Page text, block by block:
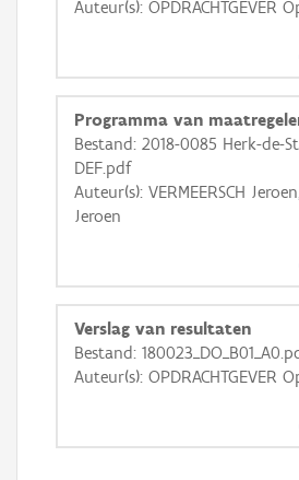
Auteur(s): OPDRACHTGEVER
Programma van
Bestand: 2018-0085 Herk-de-
DEF.pdf
Auteur(s): VERMEERSCH
Jeroen
Verslag van resultaten
Bestand:
Auteur(s): OPDRACHTGEVER